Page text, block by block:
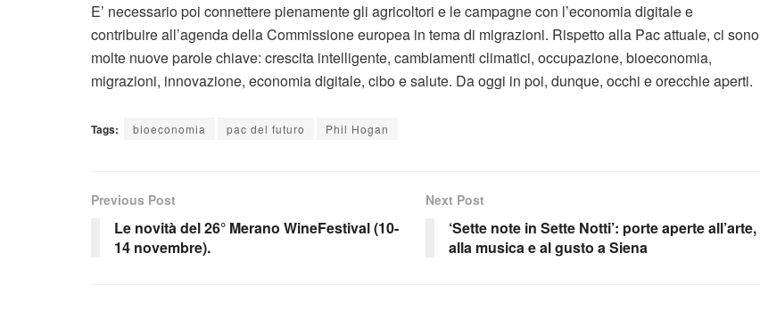
E’ necessario poi connettere pienamente gli agricoltori e le campagne con l’economia digitale e
contribuire all’agenda della Commissione europea in tema di migrazioni. Rispetto alla Pac attuale, ci sono
molte nuove parole chiave: crescita intelligente, cambiamenti climatici, occupazione, bioeconomia,
migrazioni, innovazione, economia digitale, cibo e salute. Da oggi in poi, dunque, occhi e orecchie aperti.
Tags: bioeconomia pac del futuro Phil Hogan
Previous Post
Le novità del 26° Merano WineFestival (10-
14 novembre).
Next Post
‘Sette note in Sette Notti’: porte aperte all’arte,
alla musica e al gusto a Siena